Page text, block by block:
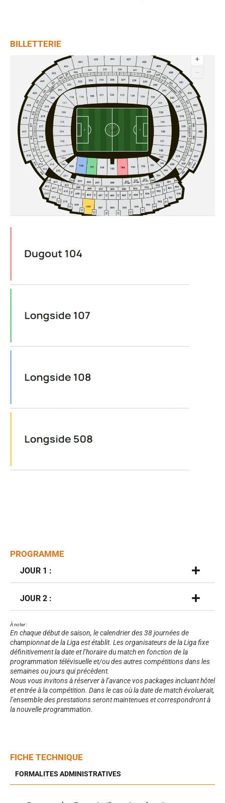
BILLETTERIE
PROGRAMME
JOUR 1 :
JOUR 2 :
À noter :
En chaque début de saison, le calendrier des 38 journées de
championnat de la Liga est établit. Les organisateurs de la Liga fixe
définitivement la date et l’horaire du match en fonction de la
programmation télévisuelle et/ou des autres compétitions dans les
semaines ou jours qui précèdent.
Nous vous invitons à réserver à l’avance vos packages incluant hôtel
et entrée à la compétition. Dans le cas où la date de match évoluerait,
l’ensemble des prestations seront maintenues et correspondront à
la nouvelle programmation.
FICHE TECHNIQUE
FORMALITES ADMINISTRATIVES